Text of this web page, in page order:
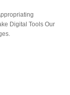
Digital Tools Our